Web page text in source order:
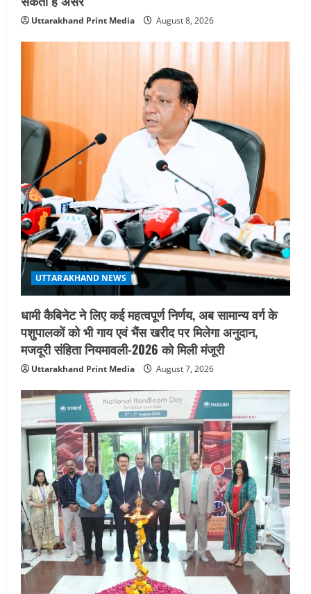
चयन : रेखा आर्या
Uttarakhand Print Media August 8, 2026
UTTARAKHAND NEWS
धामी कैबिनेट ने लिए कई महत्वपूर्ण निर्णय, अब सामान्य वर्ग के
पशुपालकों को भी गाय एवं भैंस खरीद पर मिलेगा अनुदान,
मजदूरी संहिता नियमावली-2026 को मिली मंजूरी
Uttarakhand Print Media August 7, 2026